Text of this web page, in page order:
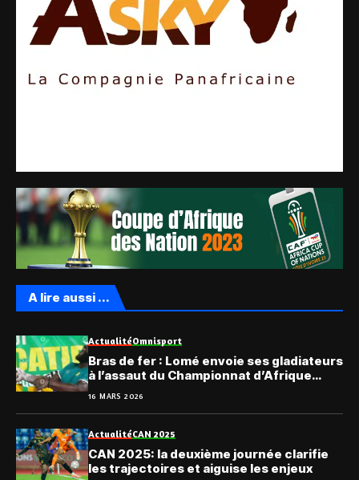
A lire aussi ...
ActualitéOmnisport
Bras de fer : Lomé envoie ses gladiateurs
à l’assaut du Championnat d’Afrique
16 MARS 2026
ActualitéCAN 2025
CAN 2025: la deuxième journée clarifie
les trajectoires et aiguise les enjeux